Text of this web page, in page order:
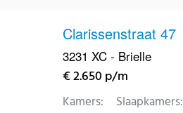
Clarissenstraat 47
3231 XC - Brielle
€ 2.650 p/m
Kamers: Slaapkamers: